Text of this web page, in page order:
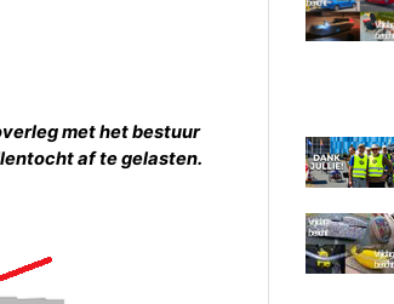
Lokale
Forum ligfietsers.nl
met het bestuur
af te gelasten.